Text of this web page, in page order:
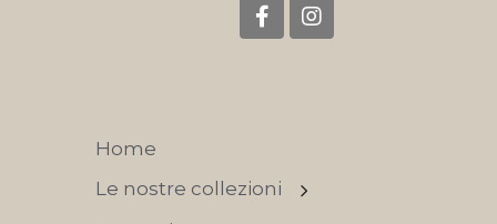
Home
Le nostre collezioni